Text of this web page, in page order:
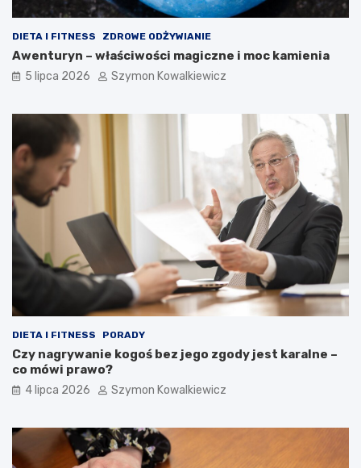
DIETA I FITNESS ZDROWE ODŻYWIANIE
Awenturyn – właściwości magiczne i moc kamienia
5 lipca 2026 Szymon Kowalkiewicz
DIETA I FITNESS PORADY
Czy nagrywanie kogoś bez jego zgody jest karalne –
co mówi prawo?
4 lipca 2026 Szymon Kowalkiewicz